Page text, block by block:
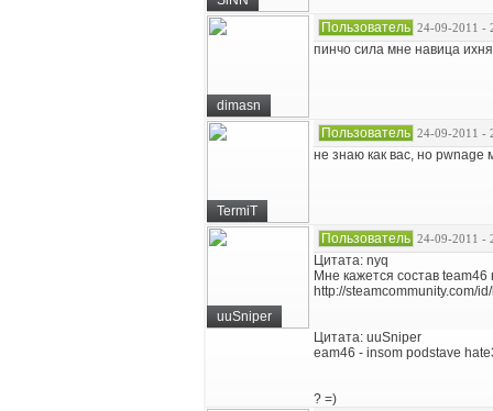
dimasn
Пользователь 24-09-2011 -
пинчо сила мне навица
TermiT
Пользователь 24-09-2011 -
не знаю как вас, но pwnage
uuSniper
Пользователь 24-09-2011 -
Цитата: nyq
Мне кажется состав
http://steamcommunity.com/
Цитата: uuSniper
eam46 - insom podstave
? =)